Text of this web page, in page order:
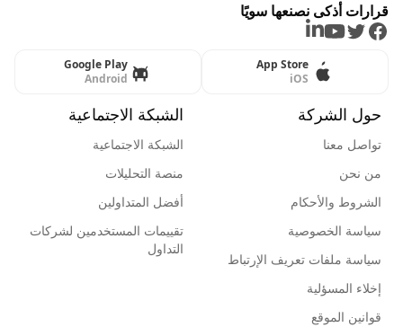
قرارات أذكى نصنعها سويًا
Facebook
Twitter
Youtube
LinkedIn
App Store
iOS
Google Play
Android
حول الشركة
تواصل معنا
من نحن
الشروط والأحكام
سياسة الخصوصية
سياسة ملفات تعريف الإرتباط
إخلاء المسؤلية
قوانين الموقع
الشبكة الاجتماعية
الشبكة الاجتماعية
منصة التحليلات
أفضل المتداولين
تقييمات المستخدمين لشركات
التداول